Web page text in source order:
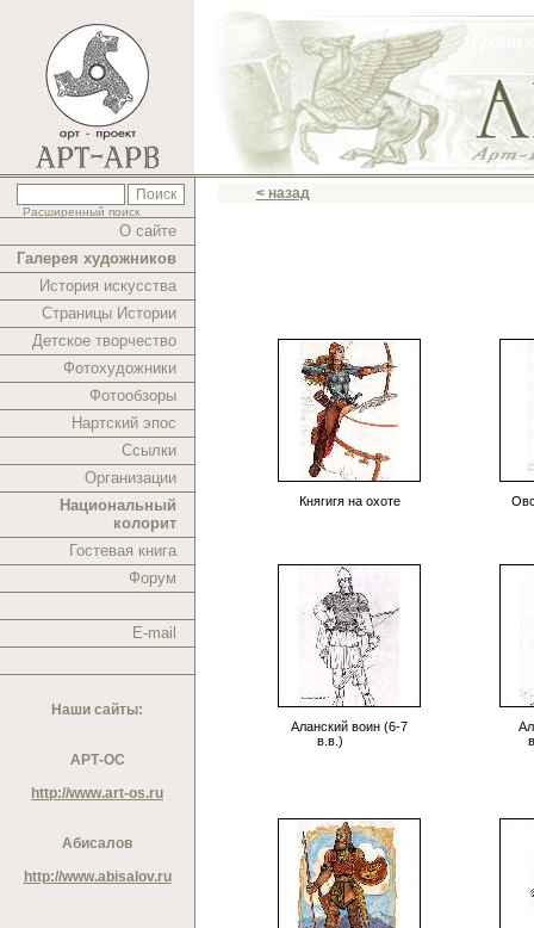
Расширенный поиск
О сайте
Галерея художников
История искусства
Страницы Истории
Детское творчество
Фотохудожники
Фотообзоры
Нартский эпос
Ссылки
Организации
Национальный
колорит
Гостевая книга
Форум
E-mail
Наши сайты:
АРТ-ОС
http://www.art-os.ru
Абисалов
http://www.abisalov.ru
< назад
Княгигя на охоте
Аланский воин (6-7
в.в.)